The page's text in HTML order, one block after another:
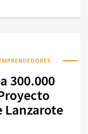
300.000
Lanzarote